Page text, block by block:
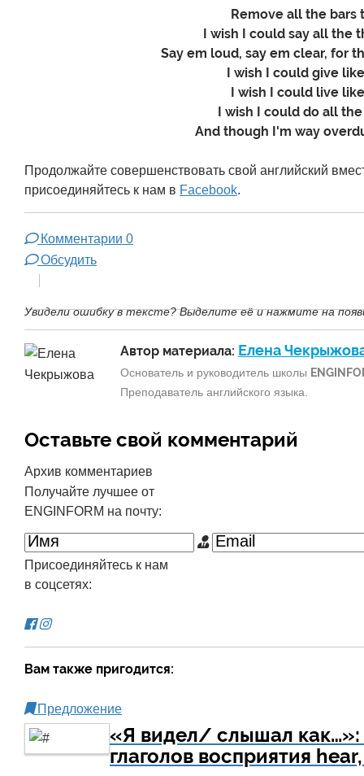
Remove all the bars
I wish I could say all the
Say em loud, say em clear, for
I wish I could give
I wish I could live
I wish I could do all
And though I'm way
Продолжайте совершенствовать свой английский
присоединяйтесь к нам в Facebook.
Комментарии 0
Обсудить
Увидели ошибку в тексте? Выделите её и нажмите на
Автор материала: Елена
Основатель и руководитель школы
Преподаватель английского языка.
Оставьте свой комментарий
Архив комментариев
Получайте лучшее от
ENGINFORM на почту:
Присоединяйтесь к нам
в соцсетях:
Вам также пригодится:
Предложение
«Я видел/ слышал как…»:
глаголов восприятия